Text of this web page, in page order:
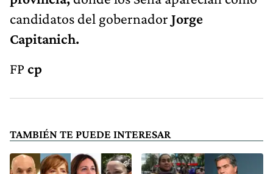
candidatos del gobernador Jorge
Capitanich.
FP cp
TAMBIÉN TE PUEDE INTERESAR